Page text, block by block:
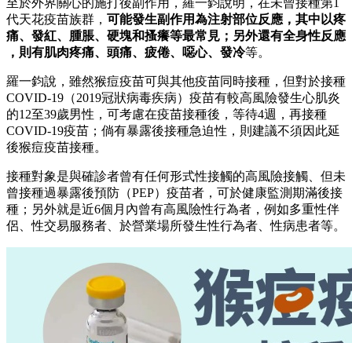
至於外界關心的施打後副作用，羅一鈞說明，在未曾接種第1
代天花疫苗族群， 可能發生副作用為注射部位反應，其中以疼
痛、發紅、腫脹、硬塊和搔癢等最常見；另外還有全身性反應
，則有肌肉疼痛、頭痛、疲倦、噁心、發冷等。
羅一鈞說，雖然猴痘疫苗可與其他疫苗同時接種，但對於接種
COVID-19（2019冠狀病毒疾病）疫苗有較高風險發生心肌炎
的12至39歲男性，可考慮在疫苗接種後，等待4週，再接種
COVID-19疫苗；倘有暴露後接種急迫性，則建議不須因此延
後猴痘疫苗接種。
接種對象是與確診者曾有任何形式性接觸的高風險接觸、但未
曾接種過暴露後預防（PEP）疫苗者，可於健康監測期滿後接
種；另外就是近6個月內曾有高風險性行為者，例如多重性伴
侶、性交易服務者、於營業場所發生性行為者、性病患者等。